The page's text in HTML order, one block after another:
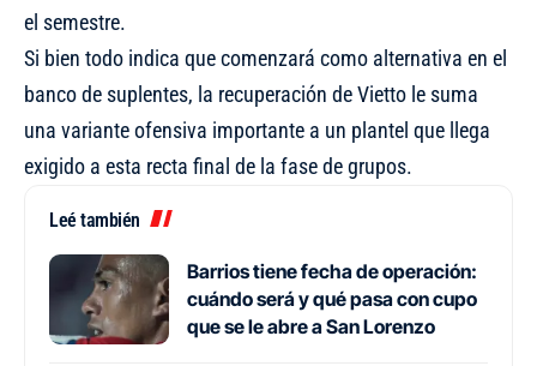
el semestre.
Si bien todo indica que comenzará como alternativa en el
banco de suplentes, la recuperación de Vietto le suma
una variante ofensiva importante a un plantel que llega
exigido a esta recta final de la fase de grupos.
Leé también
Barrios tiene fecha de operación:
cuándo será y qué pasa con cupo
que se le abre a San Lorenzo